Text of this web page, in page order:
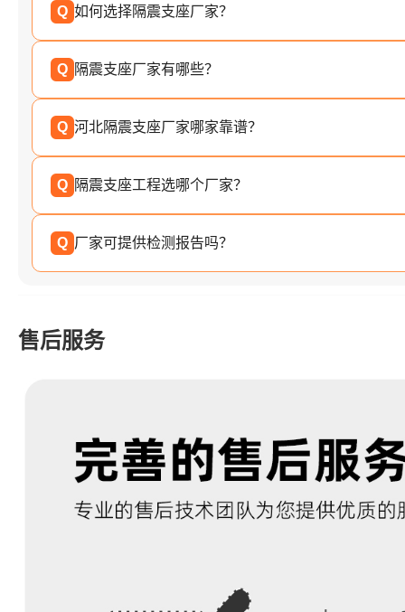
Q 如何选择隔震支座厂家？
Q 隔震支座厂家有哪些？
Q 河北隔震支座厂家哪家靠谱？
Q 隔震支座工程选哪个厂家？
Q 厂家可提供检测报告吗？
售后服务